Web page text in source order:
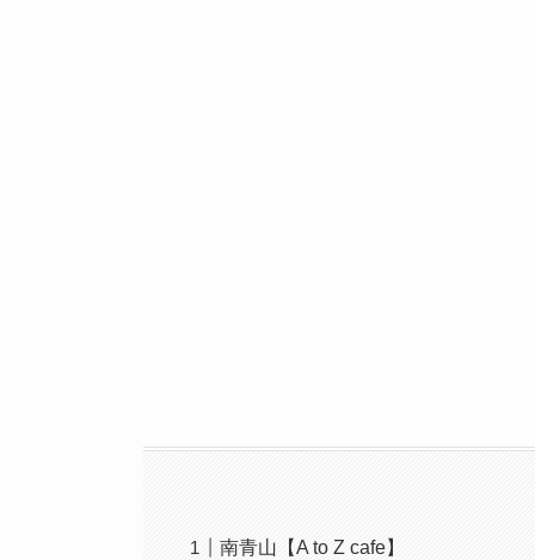
南青山【A to Z cafe】